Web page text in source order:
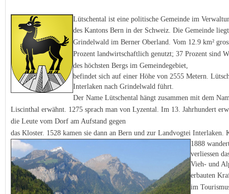
Lütschental ist eine politische Gemeinde im
des Kantons Bern in der Schweiz. Die Gemeinde
Grindelwald im Berner Oberland. Vom 12.9 km²
Prozent landwirtschaftlich genutzt; 37 Prozent sind
des höchsten Bergs im Gemeindegebiet,
befindet sich auf einer Höhe von 2555 Metern.
Interlaken nach Grindelwald führt.
Der Name Lütschental hängt zusammen mit dem
Liscinthal erwähnt. 1275 sprach man von Lyzental. Im 13. Jahrhundert
die Leute vom Dorf am Aufstand gegen
das Kloster. 1528 kamen sie dann an Bern und zur Landvogtei
1888
verliessen
Vieh- und
erbauten
im